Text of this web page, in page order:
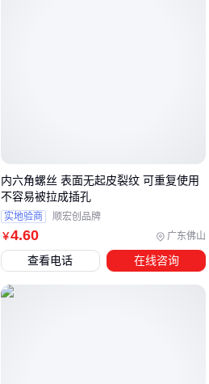
的服役周期。
三、电气安装和机械
选择6-32粗牙螺丝时，
螺丝的材质、强度和耐
￥4.60 广东佛山
内六角螺丝 表面无起皮裂纹 可重复使用
不容易被拉成插孔
实地验商 顺宏创品牌
查看电话 在线咨询